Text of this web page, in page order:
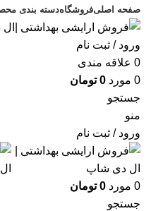
صفحه اصلیفروشگاهدسته بندی
ورود / ثبت نام
0 علاقه مندی
0 مورد 0 تومان
جستجو
منو
ورود / ثبت نام
0 مورد 0 تومان
جستجو